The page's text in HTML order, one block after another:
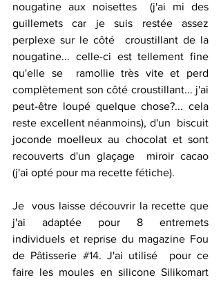
nougatine aux noisettes  (j'ai mi des
guillemets car je suis restée assez
perplexe sur le côté  croustillant de la
nougatine... celle-ci est tellement fine
qu'elle se  ramollie très vite et perd
complètement son côté croustillant... j'ai
peut-être loupé quelque chose?... cela
reste excellent néanmoins), d'un  biscuit
joconde moelleux au chocolat et sont
recouverts d'un glaçage  miroir cacao
(j'ai opté pour ma recette fétiche).
Je  vous laisse découvrir la recette que
j'ai adaptée pour 8 entremets
individuels et reprise du magazine Fou
de Pâtisserie #14. J'ai utilisé  pour ce
faire les moules en silicone Silikomart